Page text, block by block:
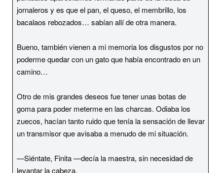
jornaleros y es que el pan, el queso, el membrillo, los
bacalaos rebozados… sabían allí de otra manera.
Bueno, también vienen a mi memoria los disgustos por no
poderme quedar con un gato que había encontrado en un
camino…
Otro de mis grandes deseos fue tener unas botas de
goma para poder meterme en las charcas. Odiaba los
zuecos, hacían tanto ruido que tenía la sensación de llevar
un transmisor que avisaba a menudo de mi situación.
—Siéntate, Finita —decía la maestra, sin necesidad de
levantar la cabeza.